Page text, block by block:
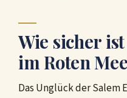
Wie sicher
im Roten
Das Unglück der Salem